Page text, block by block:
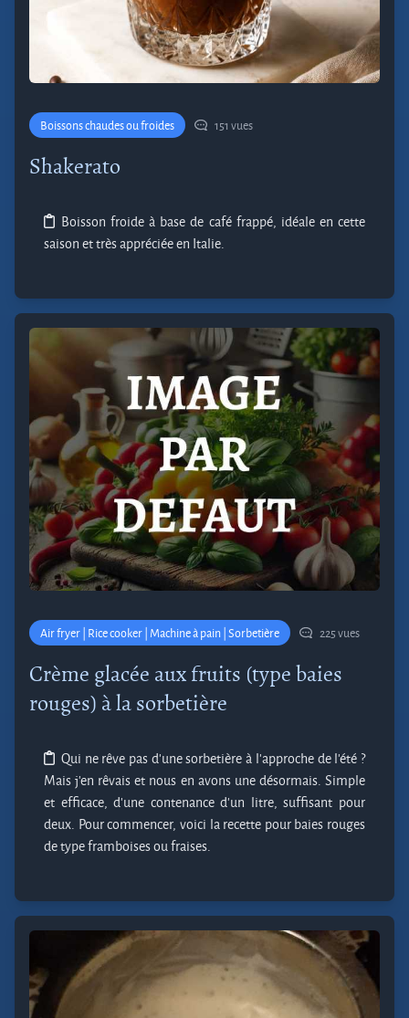
Boissons chaudes ou froides 151 vues
Shakerato
Boisson froide à base de café frappé, idéale en cette
saison et très appréciée en Italie.
Air fryer | Rice cooker | Machine à pain | Sorbetière 225 vues
Crème glacée aux fruits (type baies
rouges) à la sorbetière
Qui ne rêve pas d'une sorbetière à l'approche de l'été ?
Mais j'en rêvais et nous en avons une désormais. Simple
et efficace, d'une contenance d'un litre, suffisant pour
deux. Pour commencer, voici la recette pour baies rouges
de type framboises ou fraises.